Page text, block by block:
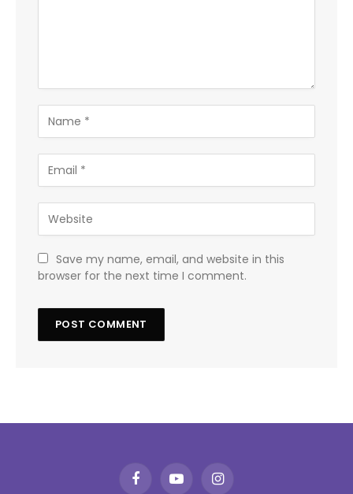
Save my name, email, and website in this
browser for the next time I comment.
FacebookYouTubeInstagram